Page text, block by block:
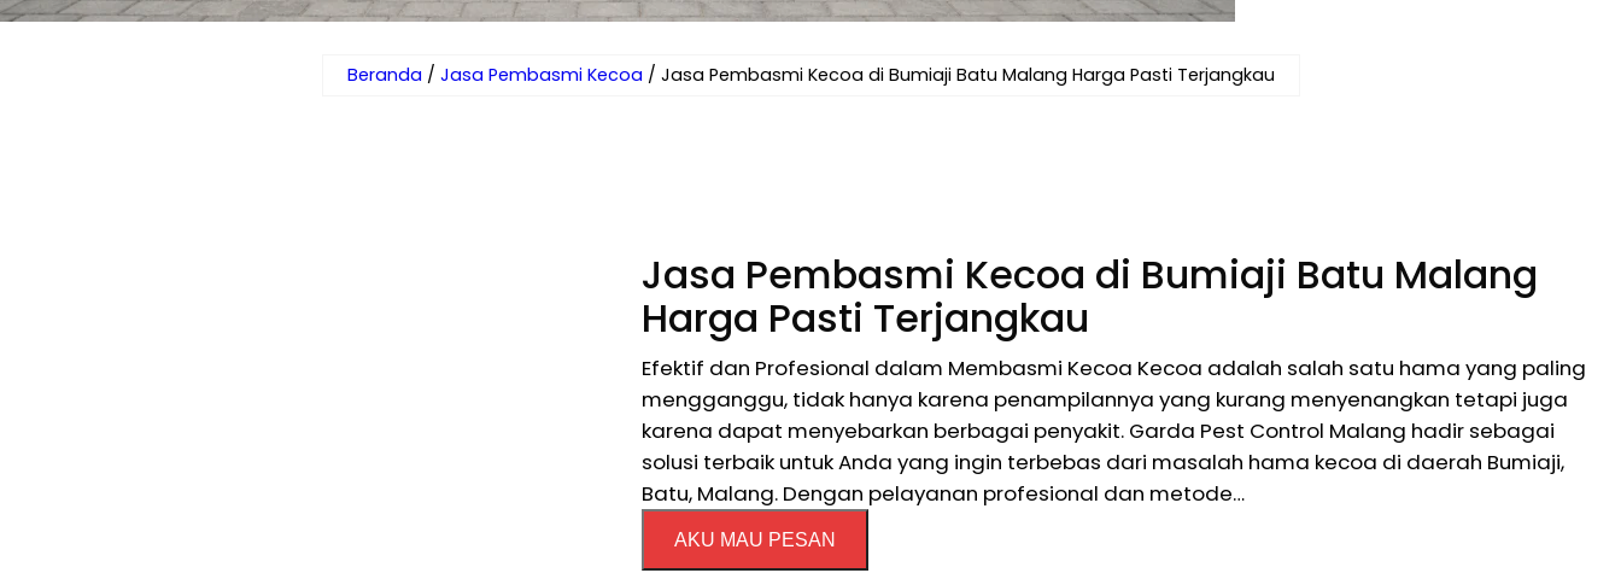
Beranda / Jasa Pembasmi Kecoa / Jasa Pembasmi Kecoa di Bumiaji Batu Malang Harga Pasti Terjangkau
Jasa Pembasmi Kecoa di Bumiaji Batu Malang
Harga Pasti Terjangkau
Efektif dan Profesional dalam Membasmi Kecoa Kecoa adalah salah satu hama yang paling
mengganggu, tidak hanya karena penampilannya yang kurang menyenangkan tetapi juga
karena dapat menyebarkan berbagai penyakit. Garda Pest Control Malang hadir sebagai
solusi terbaik untuk Anda yang ingin terbebas dari masalah hama kecoa di daerah Bumiaji,
Batu, Malang. Dengan pelayanan profesional dan metode…
AKU MAU PESAN